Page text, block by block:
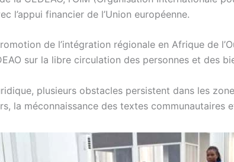
l’appui financier de l’Union européenne.
de l’intégration régionale en Afrique de
sur la libre circulation des personnes et des
plusieurs obstacles persistent dans les
la méconnaissance des textes communautaires